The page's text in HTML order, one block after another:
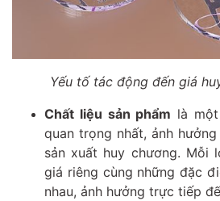
Yếu tố tác động đến giá
Chất liệu sản phẩm là
quan trọng nhất, ảnh
sản xuất huy chương. Mỗi
giá riêng cùng những đặc
nhau, ảnh hưởng trực tiếp